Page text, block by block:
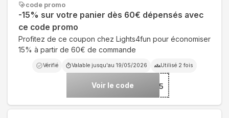
code promo
-15% sur votre panier dès 60€ dépensés avec
ce code promo
Profitez de ce coupon chez Lights4fun pour économiser
15% à partir de 60€ de commande
Vérifié Valable jusqu'au 19/05/2026 Utilisé 2 fois
Voir le code***UC15